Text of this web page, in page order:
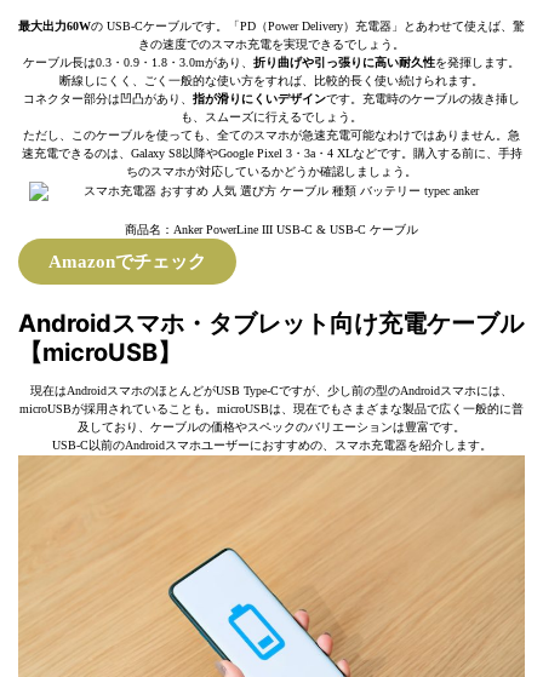
最大出力60Wの USB-Cケーブルです。「PD（Power Delivery）充電器」とあわせて使えば、驚
きの速度でのスマホ充電を実現できるでしょう。
ケーブル長は0.3・0.9・1.8・3.0mがあり、 折り曲げや引っ張りに高い耐久性を発揮します。
断線しにくく、ごく一般的な使い方をすれば、比較的長く使い続けられます。
コネクター部分は凹凸があり、 指が滑りにくいデザインです。充電時のケーブルの抜き挿し
も、スムーズに行えるでしょう。
ただし、このケーブルを使っても、全てのスマホが急速充電可能なわけではありません。急
速充電できるのは、Galaxy S8以降やGoogle Pixel 3・3a・4 XLなどです。購入する前に、手持
ちのスマホが対応しているかどうか確認しましょう。
商品名：Anker PowerLine III USB-C & USB-C ケーブル
Amazonでチェック
Androidスマホ・タブレット向け充電ケーブル
【microUSB】
現在はAndroidスマホのほとんどがUSB Type-Cですが、少し前の型のAndroidスマホには、
microUSBが採用されていることも。microUSBは、現在でもさまざまな製品で広く一般的に普
及しており、ケーブルの価格やスペックのバリエーションは豊富です。
USB-C以前のAndroidスマホユーザーにおすすめの、スマホ充電器を紹介します。